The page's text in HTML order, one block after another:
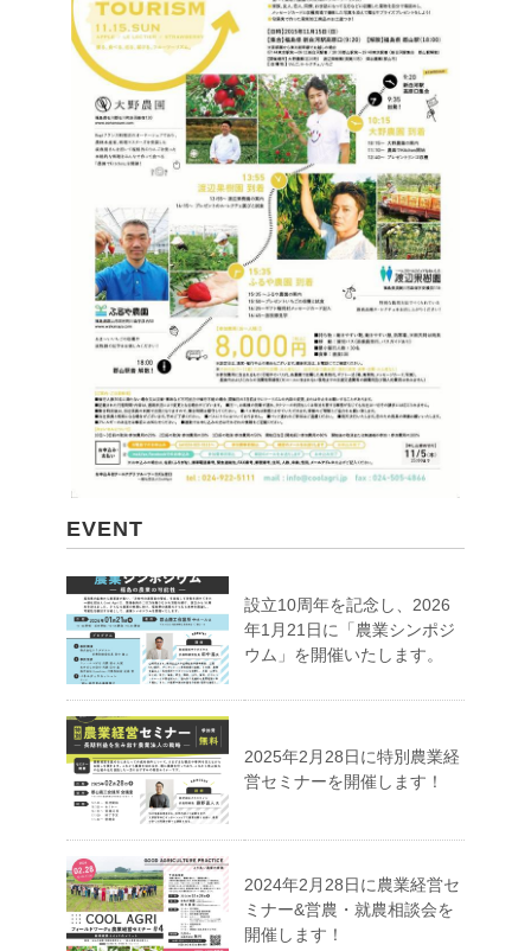
EVENT
設立10周年を記念し、2026
年1月21日に「農業シンポジ
ウム」を開催いたします。
2025年2月28日に特別農業経
営セミナーを開催します！
2024年2月28日に農業経営セ
ミナー&営農・就農相談会を
開催します！